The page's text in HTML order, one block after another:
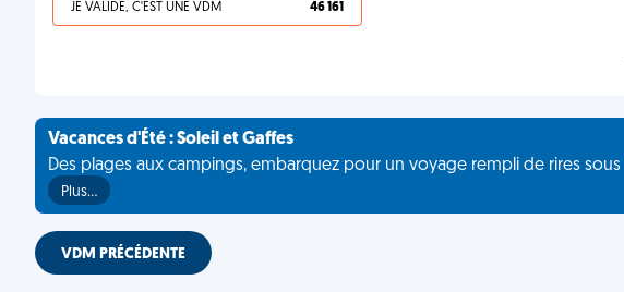
JE VALIDE, C'EST UNE VDM 46 161
Vacances d'Été : Soleil et Gaffes
Des plages aux campings, embarquez pour un voyage rempli de rires
Plus…
VDM PRÉCÉDENTE